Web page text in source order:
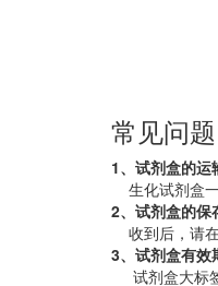
常见问题
1、试剂盒的运
生化试剂盒
2、试剂盒的保
收到后，请
3、试剂盒有效
试剂盒大标